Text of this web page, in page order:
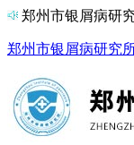
郑州市银屑病研
郑州市银屑病研究